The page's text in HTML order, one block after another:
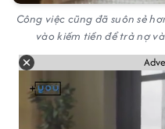
Công việc cũng đã suôn sẻ
vào kiếm tiền để trả nợ